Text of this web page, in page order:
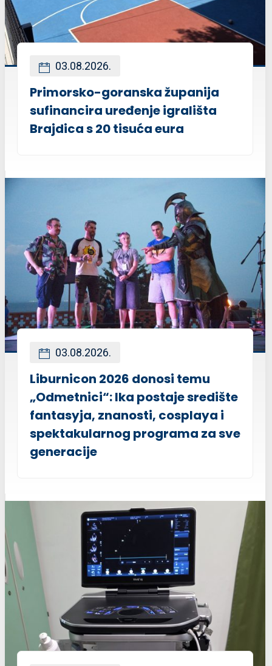
03.08.2026.
Primorsko-goranska županija
sufinancira uređenje igrališta
Brajdica s 20 tisuća eura
03.08.2026.
Liburnicon 2026 donosi temu
„Odmetnici“: Ika postaje središte
fantasyja, znanosti, cosplaya i
spektakularnog programa za sve
generacije